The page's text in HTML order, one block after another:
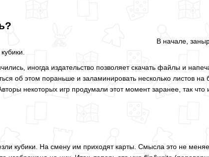
В начале,
иногда издательство позволяет скачать файлы и
об этом пораньше и заламинировать несколько листов
некоторых игр продумали этот момент заранее, так
кубики. На смену им приходят карты. Смысла это не